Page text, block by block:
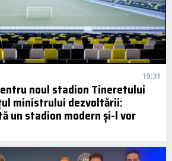
19:31
noul stadion Tineretului
ministrului dezvoltării:
un stadion modern și-l vor